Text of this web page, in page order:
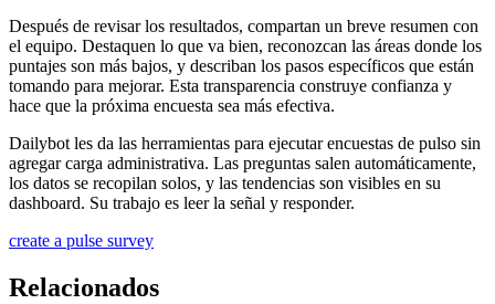
Después de revisar los resultados, compartan un breve resumen con
el equipo. Destaquen lo que va bien, reconozcan las áreas donde los
puntajes son más bajos, y describan los pasos específicos que están
tomando para mejorar. Esta transparencia construye confianza y
hace que la próxima encuesta sea más efectiva.
Dailybot les da las herramientas para ejecutar encuestas de pulso sin
agregar carga administrativa. Las preguntas salen automáticamente,
los datos se recopilan solos, y las tendencias son visibles en su
dashboard. Su trabajo es leer la señal y responder.
create a pulse survey
Relacionados